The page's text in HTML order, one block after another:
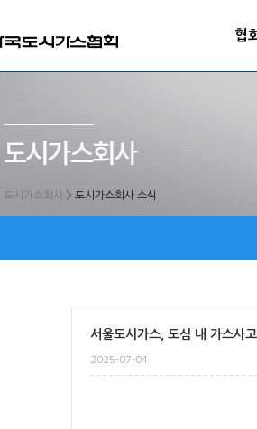
협
도시가스회사 > 도시가스회사 소식
서울도시가스, 도심 내 가스사
2025-07-04